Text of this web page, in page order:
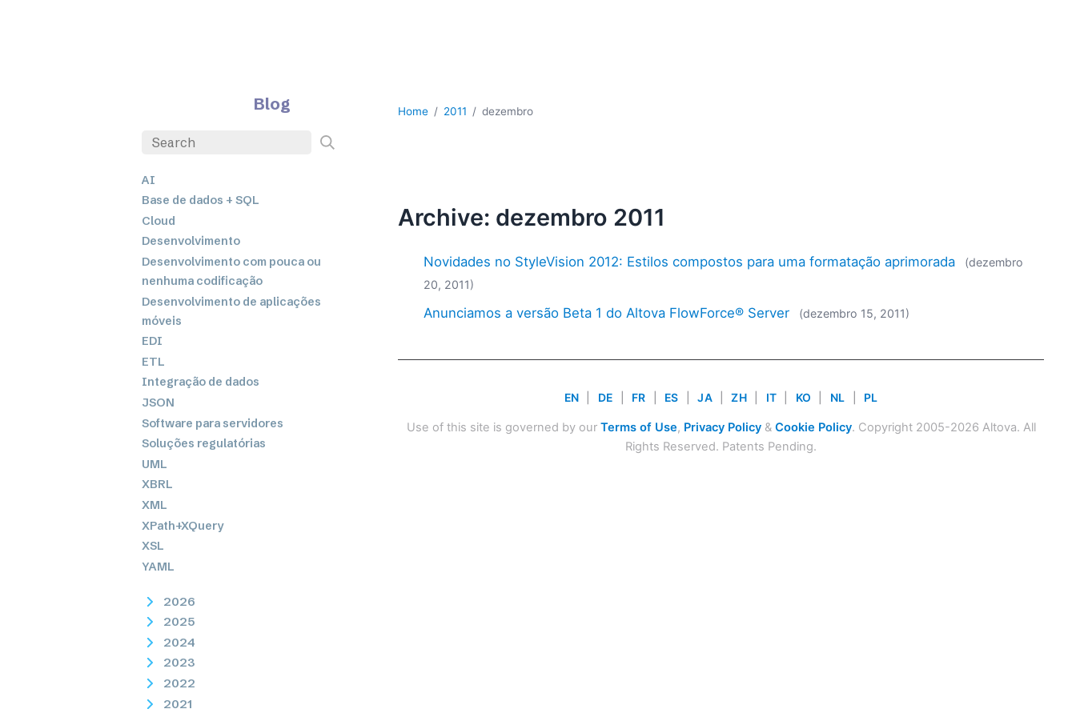
Blog
AI
Base de dados + SQL
Cloud
Desenvolvimento
Desenvolvimento com pouca ou
nenhuma codificação
Desenvolvimento de aplicações
móveis
EDI
ETL
Integração de dados
JSON
Software para servidores
Soluções regulatórias
UML
XBRL
XML
XPath+XQuery
XSL
YAML
2026
2025
2024
2023
2022
2021
Home 2011 dezembro
Archive: dezembro 2011
Novidades no StyleVision 2012: Estilos compostos para uma formatação aprimorada
(dezembro
20, 2011)
Anunciamos a versão Beta 1 do Altova FlowForce® Server (dezembro 15, 2011)
EN DE FR ES JA ZH IT KO NL PL
Use of this site is governed by our Terms of Use, Privacy Policy& Cookie Policy. Copyright 2005-2026 Altova. All
Rights Reserved. Patents Pending.